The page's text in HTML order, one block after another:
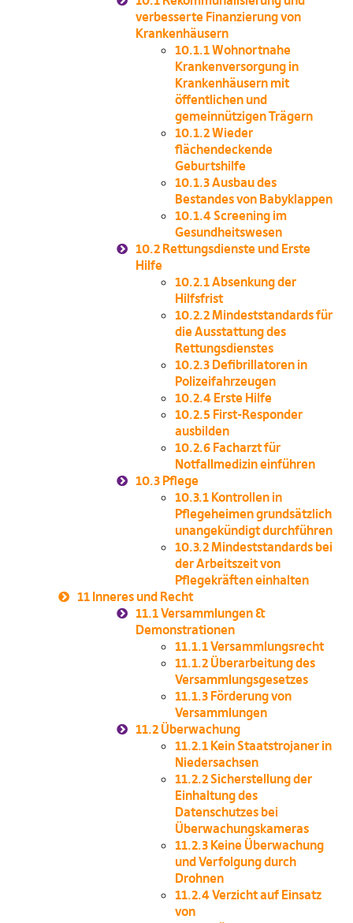
verbesserte Finanzierung von
Krankenhäusern
10.1.1Wohnortnahe
Krankenversorgung in
Krankenhäusern mit
öffentlichen und
gemeinnützigen Trägern
10.1.2Wieder
flächendeckende
Geburtshilfe
10.1.3Ausbau des
Bestandes von Babyklappen
10.1.4Screening im
Gesundheitswesen
10.2 Rettungsdienste und Erste
Hilfe
10.2.1Absenkung der
Hilfsfrist
10.2.2Mindeststandards für
die Ausstattung des
Rettungsdienstes
10.2.3 Defibrillatoren in
Polizeifahrzeugen
10.2.4 Erste Hilfe
10.2.5 First-Responder
ausbilden
10.2.6 Facharzt für
Notfallmedizin einführen
10.3 Pflege
10.3.1 Kontrollen in
Pflegeheimen grundsätzlich
unangekündigt durchführen
10.3.2Mindeststandards bei
der Arbeitszeit von
Pflegekräften einhalten
11 Inneres und Recht
11.1Versammlungen &
Demonstrationen
11.1.1Versammlungsrecht
11.1.2 Überarbeitung des
Versammlungsgesetzes
11.1.3 Förderung von
Versammlungen
11.2 Überwachung
11.2.1 Kein Staatstrojaner in
Niedersachsen
11.2.2Sicherstellung der
Einhaltung des
Datenschutzes bei
Überwachungskameras
11.2.3 Keine Überwachung
und Verfolgung durch
Drohnen
11.2.4Verzicht auf Einsatz
von